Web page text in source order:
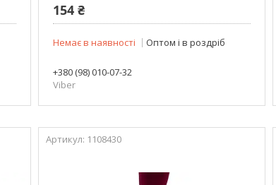
154 ₴
Немає в наявності Оптом і в роздріб
+380 (98) 010-07-32
Viber
1108430